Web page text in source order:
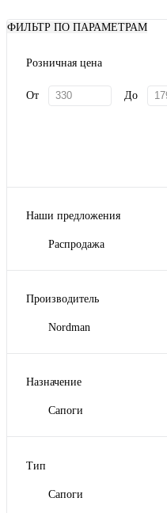
ФИЛЬТР ПО ПАРАМЕТРАМ
Розничная цена
От До
Наши предложения
Распродажа
Производитель
Nordman
Назначение
Сапоги
Тип
Сапоги